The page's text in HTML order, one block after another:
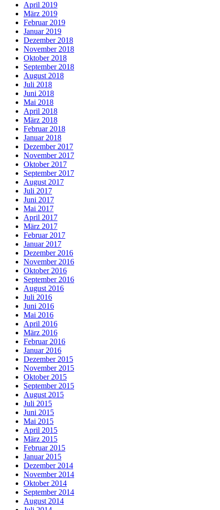
April 2019
März 2019
Februar 2019
Januar 2019
Dezember 2018
November 2018
Oktober 2018
September 2018
August 2018
Juli 2018
Juni 2018
Mai 2018
April 2018
März 2018
Februar 2018
Januar 2018
Dezember 2017
November 2017
Oktober 2017
September 2017
August 2017
Juli 2017
Juni 2017
Mai 2017
April 2017
März 2017
Februar 2017
Januar 2017
Dezember 2016
November 2016
Oktober 2016
September 2016
August 2016
Juli 2016
Juni 2016
Mai 2016
April 2016
März 2016
Februar 2016
Januar 2016
Dezember 2015
November 2015
Oktober 2015
September 2015
August 2015
Juli 2015
Juni 2015
Mai 2015
April 2015
März 2015
Februar 2015
Januar 2015
Dezember 2014
November 2014
Oktober 2014
September 2014
August 2014